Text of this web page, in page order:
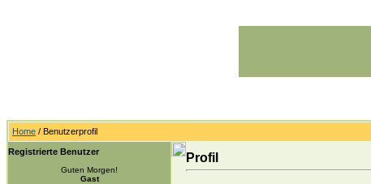
Home / Benutzerprofil
Registrierte Benutzer
Guten Morgen!
Gast
Profil